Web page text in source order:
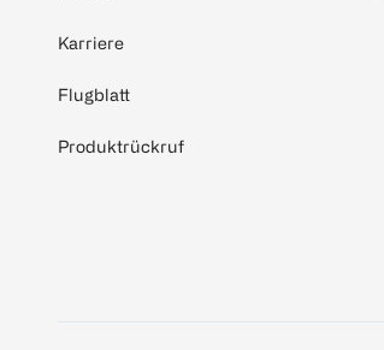
Karriere
Flugblatt
Produktrückruf